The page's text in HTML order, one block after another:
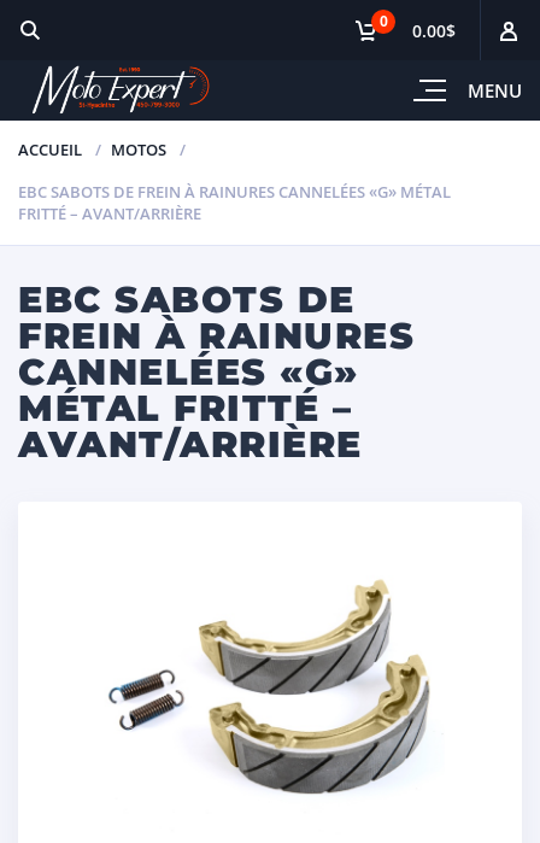
MENU
0 0.00$
ACCUEIL
MOTOS
EBC SABOTS DE FREIN À RAINURES CANNELÉES «G» MÉTAL
FRITTÉ – AVANT/ARRIÈRE
EBC SABOTS DE
FREIN À RAINURES
CANNELÉES «G»
MÉTAL FRITTÉ –
AVANT/ARRIÈRE